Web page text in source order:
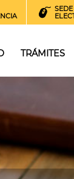
SEDE
TRÁMITES